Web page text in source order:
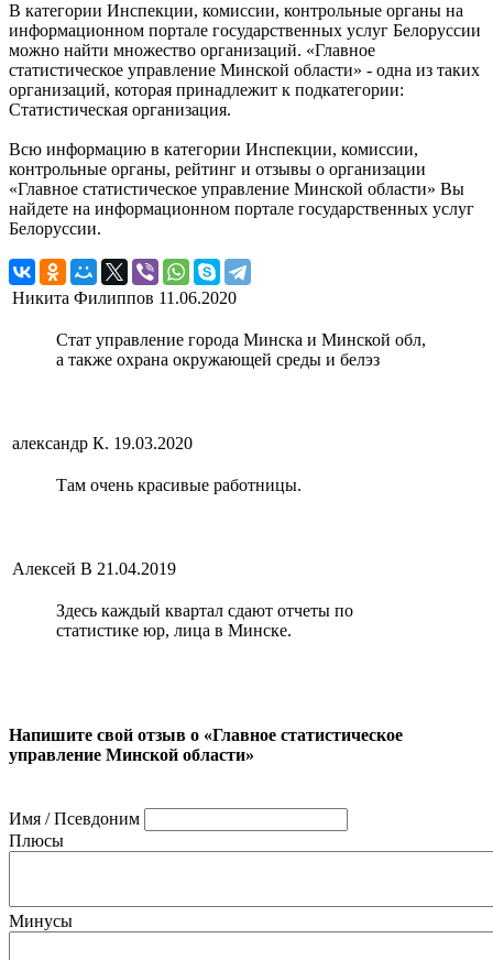
В категории Инспекции, комиссии, контрольные органы на
информационном портале государственных услуг Белоруссии
можно найти множество организаций. «Главное
статистическое управление Минской области» - одна из таких
организаций, которая принадлежит к подкатегории:
Статистическая организация.
Всю информацию в категории Инспекции, комиссии,
контрольные органы, рейтинг и отзывы о организации
«Главное статистическое управление Минской области» Вы
найдете на информационном портале государственных услуг
Белоруссии.
Никита Филиппов 11.06.2020
Стат управление города Минска и Минской обл,
а также охрана окружающей среды и белэз
александр К. 19.03.2020
Там очень красивые работницы.
Алексей В 21.04.2019
Здесь каждый квартал сдают отчеты по
статистике юр, лица в Минске.
Напишите свой отзыв о «Главное статистическое
управление Минской области»
Имя / Псевдоним
Плюсы
Минусы